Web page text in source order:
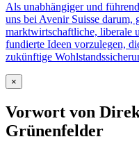
Als unabhängiger und
uns bei Avenir Suisse darum,
marktwirtschaftliche, liberale
fundierte Ideen vorzulegen,
zukünftige
×
Vorwort von
Grünenfelder